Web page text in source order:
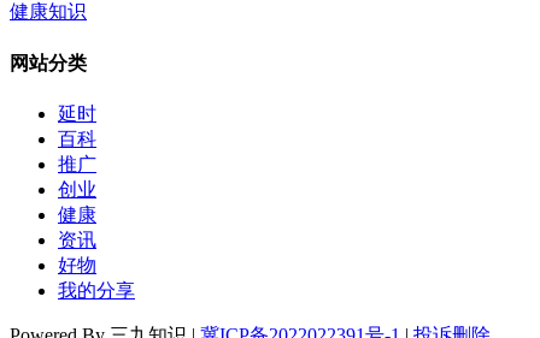
健康知识
网站分类
延时
百科
推广
创业
健康
资讯
好物
我的分享